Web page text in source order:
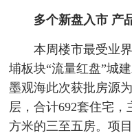
多个新盘入市 产
本周楼市最受业
埔板块“流量红盘”城
墨观海此次获批房源
层，合计692套住宅，
方米的三至五房。项